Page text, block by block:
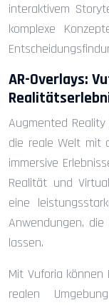
interaktivem
komplexe
AR-Overlays:
Augmented
die reale Welt mit
immersive
Realität und
eine
Anwendungen,
lassen.
Mit Vuforia können
realen